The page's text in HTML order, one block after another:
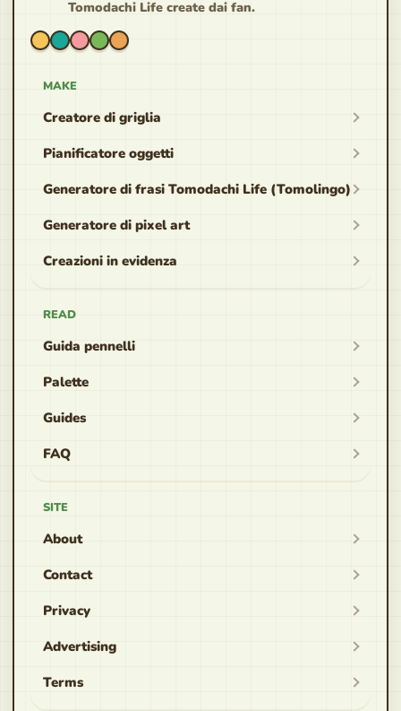
Tomodachi Life create dai fan.
MAKE
Creatore di griglia
Pianificatore oggetti
Generatore di frasi Tomodachi Life (Tomolingo)
Generatore di pixel art
Creazioni in evidenza
READ
Guida pennelli
Palette
Guides
FAQ
SITE
About
Contact
Privacy
Advertising
Terms